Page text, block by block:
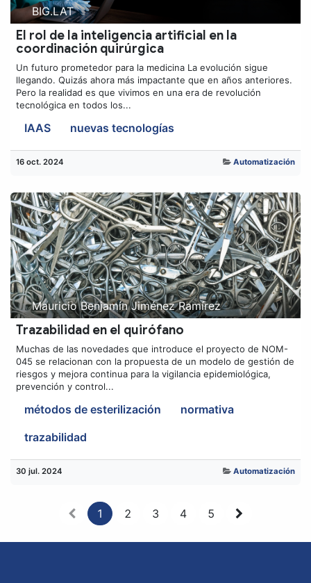
BIG.LAT
El rol de la inteligencia artificial en la
coordinación quirúrgica
Un futuro prometedor para la medicina La evolución sigue
llegando. Quizás ahora más impactante que en años anteriores.
Pero la realidad es que vivimos en una era de revolución
tecnológica en todos los...
IAAS nuevas tecnologías
16 oct. 2024 Automatización
Mauricio Benjamín Jiménez Ramírez
Trazabilidad en el quirófano
Muchas de las novedades que introduce el proyecto de NOM-
045 se relacionan con la propuesta de un modelo de gestión de
riesgos y mejora continua para la vigilancia epidemiológica,
prevención y control...
métodos de esterilización
normativa
trazabilidad
30 jul. 2024 Automatización
1 2 3 4 5